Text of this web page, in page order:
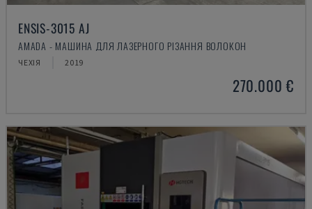
ENSIS-3015 AJ
AMADA - МАШИНА ДЛЯ ЛАЗЕРНОГО РІЗАННЯ ВОЛОКОН
ЧЕХІЯ 2019
270.000 €